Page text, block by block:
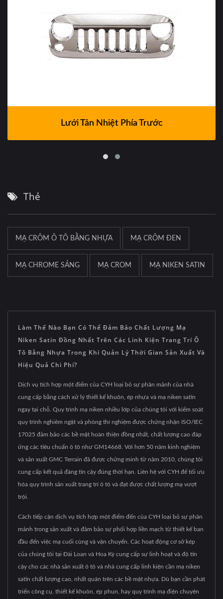
Lưới Tản Nhiệt Phía Trước
Thẻ
MẠ CRÔM Ô TÔ BẰNG NHỰA MẠ CRÔM ĐEN
MẠ CHROME SÁNG MẠ CROM MẠ NIKEN SATIN
Làm Thế Nào Bạn Có Thể Đảm Bảo Chất Lượng Mạ
Niken Satin Đồng Nhất Trên Các Linh Kiện Trang Trí Ô
Tô Bằng Nhựa Trong Khi Quản Lý Thời Gian Sản Xuất Và
Hiệu Quả Chi Phí?
Dịch vụ tích hợp một điểm của CYH loại bỏ sự phân mảnh của nhà
cung cấp bằng cách xử lý thiết kế khuôn, ép nhựa và mạ niken satin
ngay tại chỗ. Quy trình mạ niken nhiều lớp của chúng tôi với kiểm soát
quy trình nghiêm ngặt và phòng thí nghiệm được chứng nhận ISO/IEC
17025 đảm bảo các bề mặt hoàn thiện đồng nhất, chất lượng cao đáp
ứng các tiêu chuẩn ô tô như GM14668. Với hơn 50 năm kinh nghiệm
và sản xuất GMC Terrain đã được chứng minh từ năm 2010, chúng tôi
cung cấp kết quả đáng tin cậy đúng thời hạn. Liên hệ với CYH để tối ưu
hóa quy trình sản xuất trang trí ô tô và đạt được chất lượng mạ vượt
trội.
Cách tiếp cận dịch vụ tích hợp một điểm đến của CYH loại bỏ sự phân
mảnh trong sản xuất và đảm bảo sự phối hợp liền mạch từ thiết kế ban
đầu đến việc mạ cuối cùng và vận chuyển. Các hoạt động cơ sở kép
của chúng tôi tại Đài Loan và Hoa Kỳ cung cấp sự linh hoạt và độ tin
cậy cho các nhà sản xuất ô tô và nhà cung cấp linh kiện cần mạ niken
satin chất lượng cao, nhất quán trên các bề mặt nhựa. Dù bạn cần phát
triển công cụ, thiết kế khuôn, ép phun, hay quy trình mạ điện chuyên